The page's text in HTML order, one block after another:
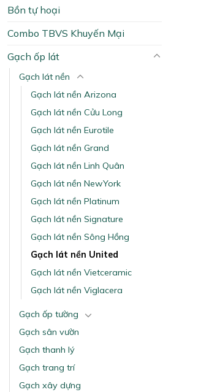
Bồn tự hoại
Combo TBVS Khuyến Mại
Gạch ốp lát
Gạch lát nền
Gạch lát nền Arizona
Gạch lát nền Cửu Long
Gạch lát nền Eurotile
Gạch lát nền Grand
Gạch lát nền Linh Quân
Gạch lát nền NewYork
Gạch lát nền Platinum
Gạch lát nền Signature
Gạch lát nền Sông Hồng
Gạch lát nền United
Gạch lát nền Vietceramic
Gạch lát nền Viglacera
Gạch ốp tường
Gạch sân vườn
Gạch thanh lý
Gạch trang trí
Gạch xây dựng